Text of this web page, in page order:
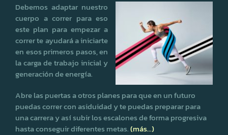
Debemos adaptar nuestro
cuerpo a correr para eso
este plan para empezar a
correr te ayudará a iniciarte
en esos primeros pasos, en
la carga de trabajo inicial y
generación de energía.
Abre las puertas a otros planes para que en un futuro
puedas correr con asiduidad y te puedas preparar para
una carrera y así subir los escalones de forma progresiva
hasta conseguir diferentes metas.(más…)